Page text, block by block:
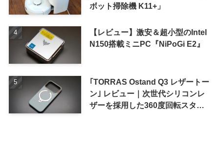
ボット掃除機 K11+」
【レビュー】激安＆超小型のIntel
N150搭載ミニPC『NiPoGi E2』
｢TORRAS Ostand Q3 レザートー
ン｣ レビュー｜次世代シリコンレ
ザーを採用した360度回転スタン